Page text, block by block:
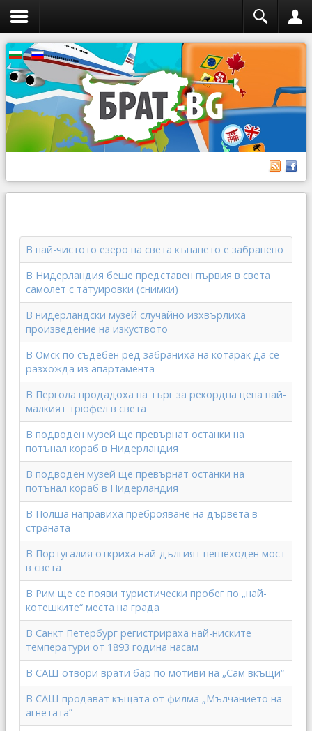
В най-чистото езеро на света къпането е забранено
В Нидерландия беше представен първия в света
самолет с татуировки (снимки)
В нидерландски музей случайно изхвърлиха
произведение на изкуството
В Омск по съдебен ред забраниха на котарак да се
разхожда из апартамента
В Пергола продадоха на търг за рекордна цена най-
малкият трюфел в света
В подводен музей ще превърнат останки на
потънал кораб в Нидерландия
В подводен музей ще превърнат останки на
потънал кораб в Нидерландия
В Полша направиха преброяване на дървета в
страната
В Португалия откриха най-дългият пешеходен мост
в света
В Рим ще се появи туристически пробег по „най-
котешките“ места на града
В Санкт Петербург регистрираха най-ниските
температури от 1893 година насам
В САЩ отвори врати бар по мотиви на „Сам вкъщи“
В САЩ продават къщата от филма „Мълчанието на
агнетата”